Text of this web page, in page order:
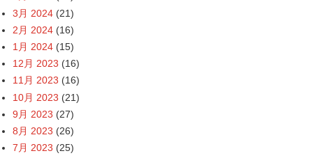
3月 2024 (21)
2月 2024 (16)
1月 2024 (15)
12月 2023 (16)
11月 2023 (16)
10月 2023 (21)
9月 2023 (27)
8月 2023 (26)
7月 2023 (25)